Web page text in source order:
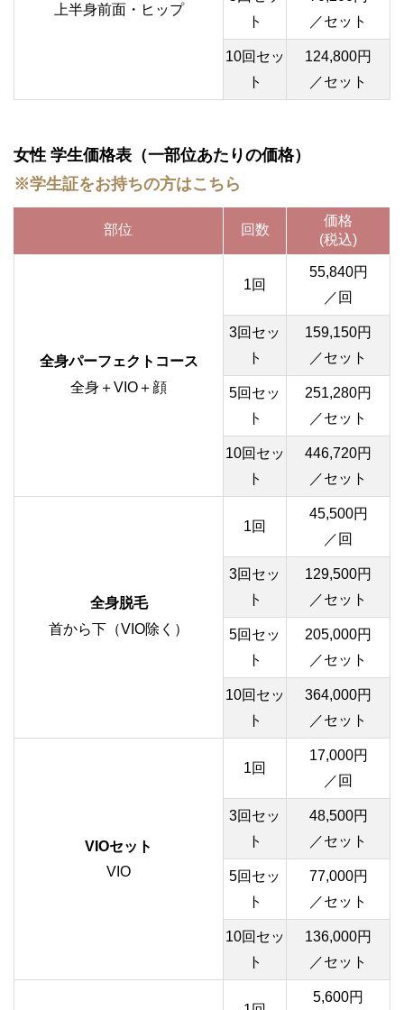
上半身前面・ヒップ
ト
／セット
10回セッ
ト
124,800円
／セット
女性 学生価格表（一部位あたりの価格）
※学生証をお持ちの方はこちら
部位 回数
価格
(税込)
全身パーフェクトコース
全身＋VIO＋顔
1回
55,840円
／回
3回セッ
ト
159,150円
／セット
5回セッ
ト
251,280円
／セット
10回セッ
ト
446,720円
／セット
全身脱毛
首から下（VIO除く）
1回
45,500円
／回
3回セッ
ト
129,500円
／セット
5回セッ
ト
205,000円
／セット
10回セッ
ト
364,000円
／セット
VIOセット
VIO
1回
17,000円
／回
3回セッ
ト
48,500円
／セット
5回セッ
ト
77,000円
／セット
10回セッ
ト
136,000円
／セット
5,600円